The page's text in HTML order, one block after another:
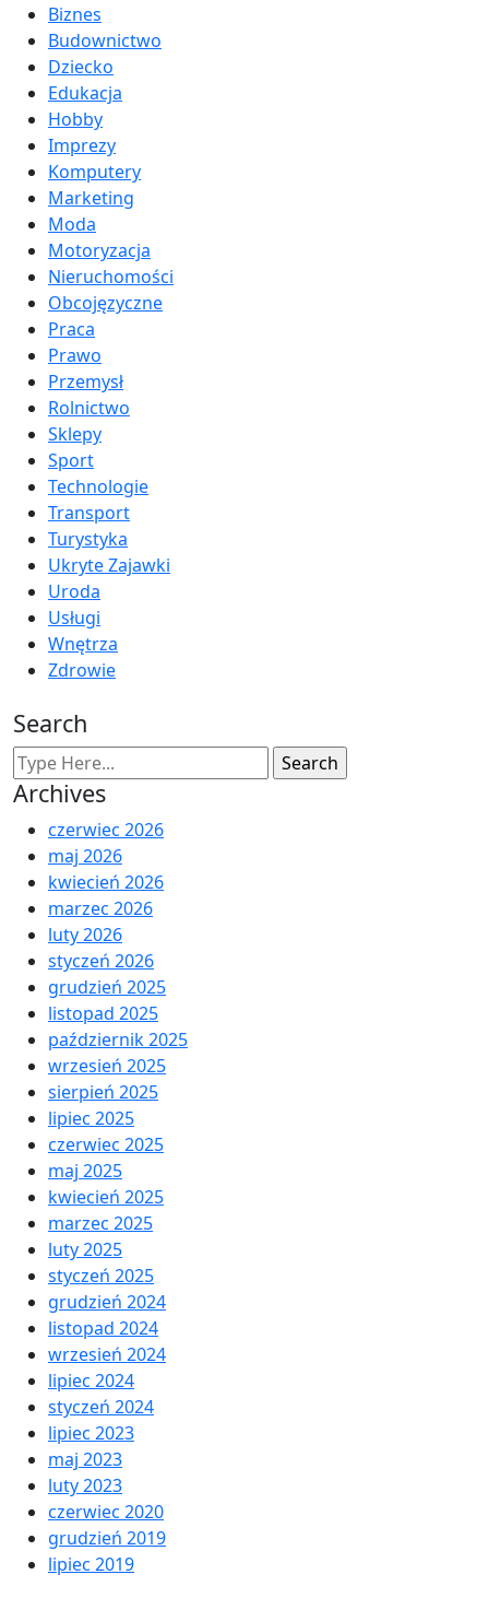
Biznes
Budownictwo
Dziecko
Edukacja
Hobby
Imprezy
Komputery
Marketing
Moda
Motoryzacja
Nieruchomości
Obcojęzyczne
Praca
Prawo
Przemysł
Rolnictwo
Sklepy
Sport
Technologie
Transport
Turystyka
Ukryte Zajawki
Uroda
Usługi
Wnętrza
Zdrowie
Search
Archives
czerwiec 2026
maj 2026
kwiecień 2026
marzec 2026
luty 2026
styczeń 2026
grudzień 2025
listopad 2025
październik 2025
wrzesień 2025
sierpień 2025
lipiec 2025
czerwiec 2025
maj 2025
kwiecień 2025
marzec 2025
luty 2025
styczeń 2025
grudzień 2024
listopad 2024
wrzesień 2024
lipiec 2024
styczeń 2024
lipiec 2023
maj 2023
luty 2023
czerwiec 2020
grudzień 2019
lipiec 2019